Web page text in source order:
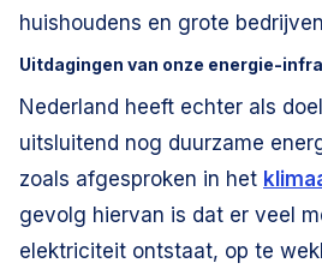
huishoudens en grote
Uitdagingen van onze energie-
Nederland heeft echter als
uitsluitend nog duurzame
zoals afgesproken in het
gevolg hiervan is dat er veel
elektriciteit ontstaat, op te